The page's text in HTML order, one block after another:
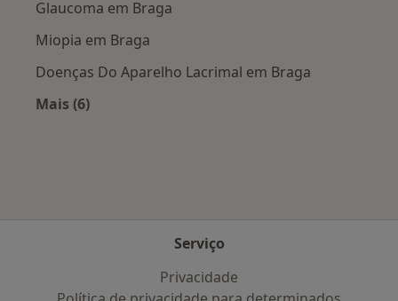
Glaucoma em Braga
Miopia em Braga
Doenças Do Aparelho Lacrimal em Braga
Mais (6)
Serviço
Privacidade